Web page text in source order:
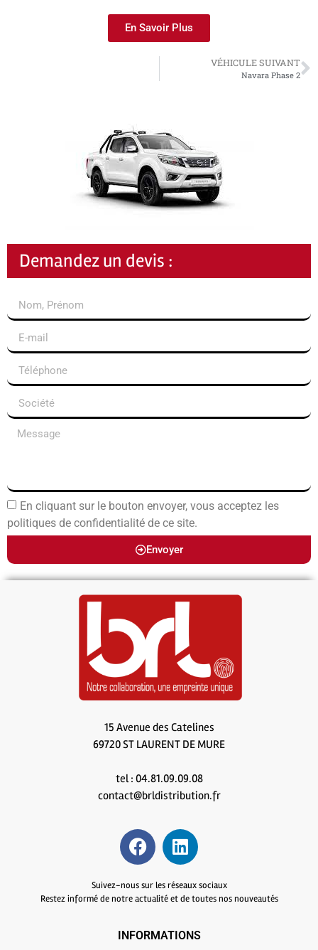
En Savoir Plus
VÉHICULE SUIVANT
Navara Phase 2
Demandez un devis :
En cliquant sur le bouton envoyer, vous acceptez les
politiques de confidentialité de ce site.
Envoyer
15 Avenue des Catelines
69720 ST LAURENT DE MURE
tel : 04.81.09.09.08
contact@brldistribution.fr
Suivez-nous sur les réseaux sociaux
Restez informé de notre actualité et de toutes nos nouveautés
INFORMATIONS